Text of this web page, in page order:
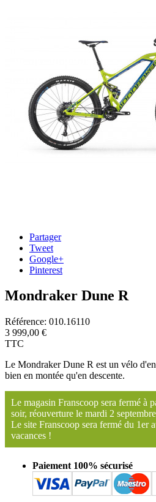
Partager
Tweet
Google+
Pinterest
Mondraker Dune R
Référence: 010.16110
3 999,00 €
TTC
Le Mondraker Dune R est un vélo
bien en montée qu'en descente.
Le magasin Franscoop sera fermé à
soir, réouverture le mardi 2
Le site Franscoop sera fermé du 1er
vacances !
Paiement 100% sécurisé